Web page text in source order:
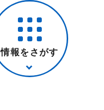
情報をさがす